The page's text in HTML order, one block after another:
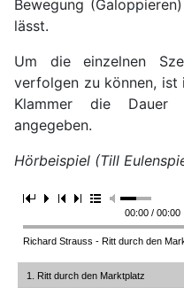
Bewegung
lässt.
Um die einzelnen
verfolgen zu können, ist
Klammer die Dauer
angegeben.
Hörbeispiel (Till
00:00 / 00:00
Richard Strauss - Ritt durch den
1. Ritt durch den Marktplatz